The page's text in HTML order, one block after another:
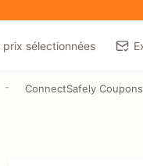
prix sélectionnées
- ConnectSafely Coupons